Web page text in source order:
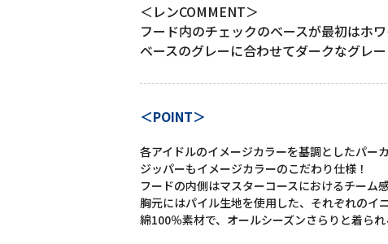
＜レンCOMMENT＞
フード内のチェックのベースが最初はホワ
ベースのグレーに合わせてダークなグレー
＜POINT＞
各アイドルのイメージカラーを基調としたパーカ
ジッパーもイメージカラーのこだわり仕様！
フードの内側はマスターコースにおけるチーム
胸元にはパイル生地を使用した、それぞれのイ
綿100％素材で、オールシーズンさらりと着られ